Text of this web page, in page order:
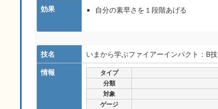
効果 自分の素早さを１段階あげる
技名 いまから学ぶファイアーインパクト：B技
情報 タイプ
分類
対象
ゲージ